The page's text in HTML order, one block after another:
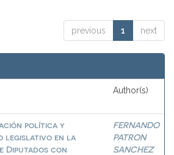
previous 1 next
Author(s)
política y
legislativo en la
Diputados con
FERNANDO
PATRON
SANCHEZ